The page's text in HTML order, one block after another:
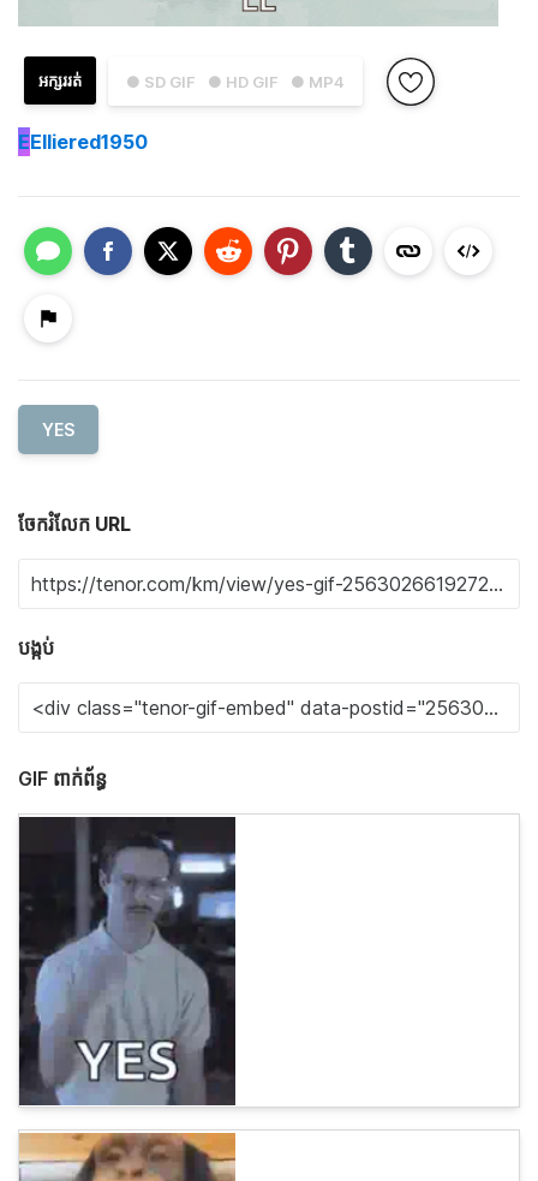
● SD GIF ● HD GIF ● MP4
អក្សររត់
EElliered1950
YES
ចែករំលែក URL
បង្កប់
GIF ពាក់ព័ន្ធ